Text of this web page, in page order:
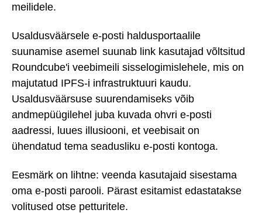
meilidele.
Usaldusväärsele e-posti haldusportaalile
suunamise asemel suunab link kasutajad võltsitud
Roundcube'i veebimeili sisselogimislehele, mis on
majutatud IPFS-i infrastruktuuri kaudu.
Usaldusväärsuse suurendamiseks võib
andmepüügilehel juba kuvada ohvri e-posti
aadressi, luues illusiooni, et veebisait on
ühendatud tema seadusliku e-posti kontoga.
Eesmärk on lihtne: veenda kasutajaid sisestama
oma e-posti parooli. Pärast esitamist edastatakse
volitused otse petturitele.